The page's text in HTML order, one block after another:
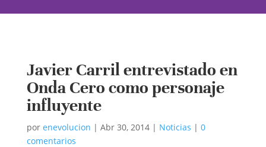
Javier Carril entrevistado en
Onda Cero como personaje
influyente
por enevolucion | Abr 30, 2014| Noticias | 0
comentarios